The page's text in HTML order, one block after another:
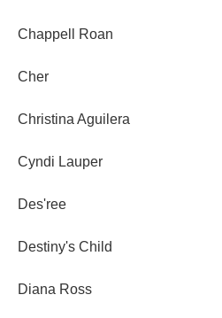
Chappell Roan
Cher
Christina Aguilera
Cyndi Lauper
Des'ree
Destiny's Child
Diana Ross